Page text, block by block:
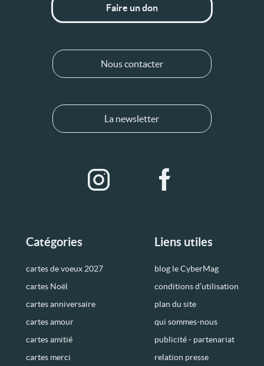
Catégories
cartes de voeux 2027
cartes Noël
cartes anniversaire
cartes amour
cartes amitié
cartes merci
Liens utiles
blog le CyberMag
conditions d’utilisation
plan du site
qui sommes-nous
publicité - partenariat
relation presse
Faire un don
Nous contacter
La newsletter